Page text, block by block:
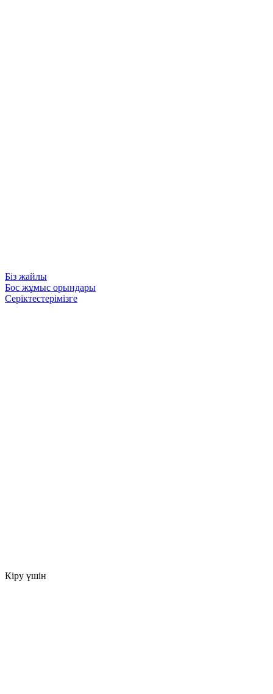
Біз жайлы
Бос жұмыс орындары
Серіктестерімізге
Кіру үшін